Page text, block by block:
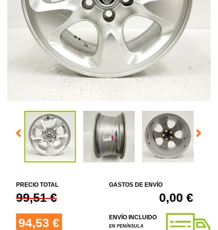
PRECIO TOTAL
99,51 €
94,53 €
GASTOS DE ENVÍO
0,00 €
ENVÍO INCLUIDO
EN PENÍNSULA